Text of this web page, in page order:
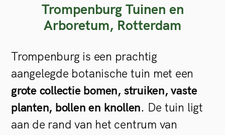
Trompenburg Tuinen en
Arboretum, Rotterdam
Trompenburg is een prachtig
aangelegde botanische tuin met een
grote collectie bomen, struiken, vaste
planten, bollen en knollen. De tuin ligt
aan de rand van het centrum van